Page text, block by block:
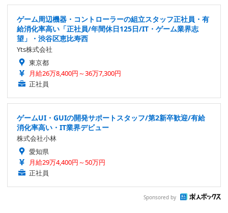
ゲーム周辺機器・コントローラーの組立スタッフ正社員・有
給消化率高い「正社員/年間休日125日/IT・ゲーム業界志
望」・渋谷区恵比寿西
Yts株式会社
東京都
月給26万8,400円～36万7,300円
正社員
ゲームUI・GUIの開発サポートスタッフ/第2新卒歓迎/有給
消化率高い・IT業界デビュー
株式会社小林
愛知県
月給29万4,400円～50万円
正社員
Sponsored by